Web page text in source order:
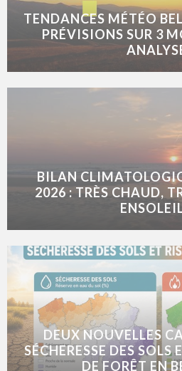
TENDANCES MÉTÉO
PRÉVISIONS SUR 3
BILAN
2026 : TRÈS CHAUD,
DEUX NOUVELLES
SÉCHERESSE DES SOLS
DE FORÊT EN